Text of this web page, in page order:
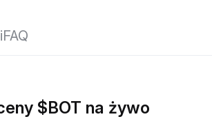
FAQ
$BOT na żywo